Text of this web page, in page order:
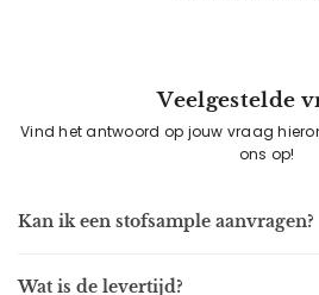
Veelgestelde
Vind het antwoord op jouw vraag
ons op!
Kan ik een stofsample aanvragen?
Wat is de levertijd?